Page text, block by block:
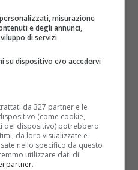
misurazione
e degli annunci,
di servizi
su dispositivo e/o accedervi
da 327 partner e le
(come cookie,
del dispositivo) potrebbero
da loro visualizzate e
nello specifico da questo
utilizzare dati di
partner.